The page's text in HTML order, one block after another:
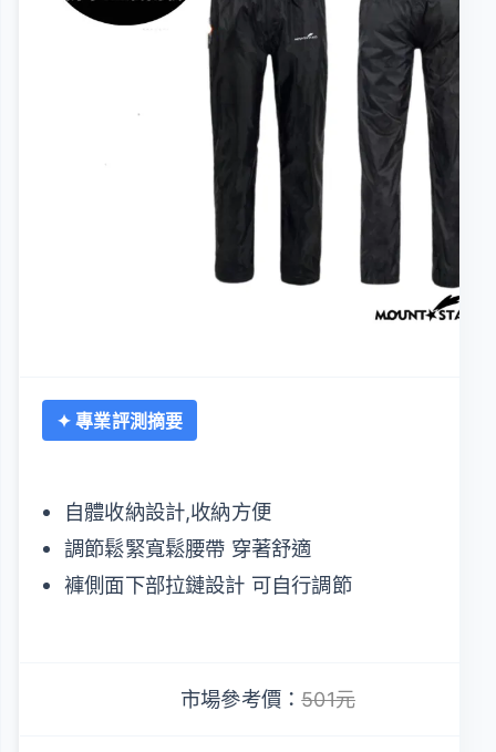
✦ 專業評測摘要
自體收納設計,收納方便
調節鬆緊寬鬆腰帶 穿著舒適
褲側面下部拉鏈設計 可自行調節
市場參考價：501元